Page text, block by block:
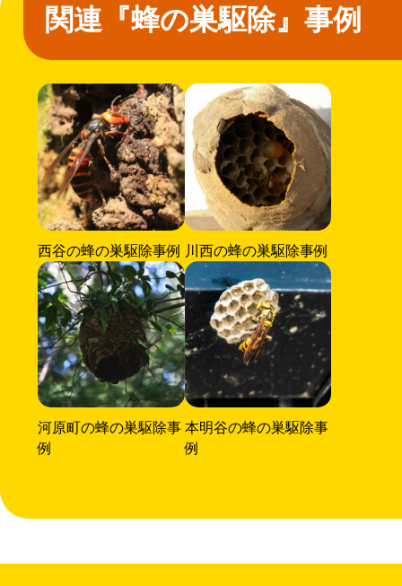
関連『蜂の巣駆除』事例
西谷の蜂の巣駆除事例 川西の蜂の巣駆除事例
河原町の蜂の巣駆除事
例
本明谷の蜂の巣駆除事
例